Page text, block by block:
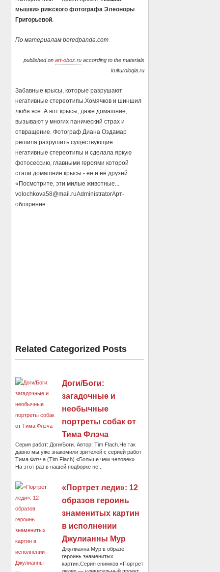
мышки» рижского фотографа Элеоноры
Григорьевой
По материалам boredpanda.com
published on art-oboz.ruaccording to the materials
kulturologia.ru
Забавные крысы, которые разрушают
негативные стереотипы.Хомячков и шиншил
любя все. А вот крысы, даже домашние,
вызывают у многих панический страх и
отвращение. Фотограф Диана Оздамар
решила разрушить существующие
негативные стереотипы и сделала яркую
фотосессию, главными героями которой
стали домашние крысы - её и её друзей.
«Посмотрите, эти милые животные...
volochkova58@mail.ruAdministratorАрт-
обозрение
Related Categorized Posts
Доги/Боги:
загадочные и
необычные
портреты собак от
Тима Флэча
Серия работ: Доги/Боги. Автор: Tim Flach.Не так
давно мы уже знакомили зрителей с серией работ
Тима Флэча (Tim Flach) «Больше чем человек».
На этот раз в нашей подборке не...
«Портрет леди»: 12
образов героинь
знаменитых картин
в исполнении
Джулианны Мур
Джулианна Мур в образе
героинь знаменитых
картин.Серия снимков «Портрет